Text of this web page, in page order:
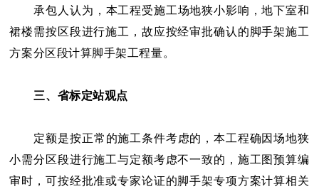
承包人认为，本工程受施工场地狭小影响，地下室和
裙楼需按区段进行施工，故应按经审批确认的脚手架施工
方案分区段计算脚手架工程量。
三、省标定站观点
定额是按正常的施工条件考虑的，本工程确因场地狭
小需分区段进行施工与定额考虑不一致的，施工图预算编
审时，可按经批准或专家论证的脚手架专项方案计算相关